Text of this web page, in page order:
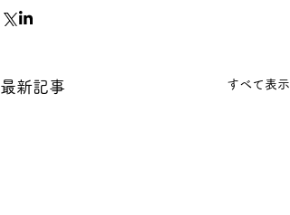
最新記事 すべて表示